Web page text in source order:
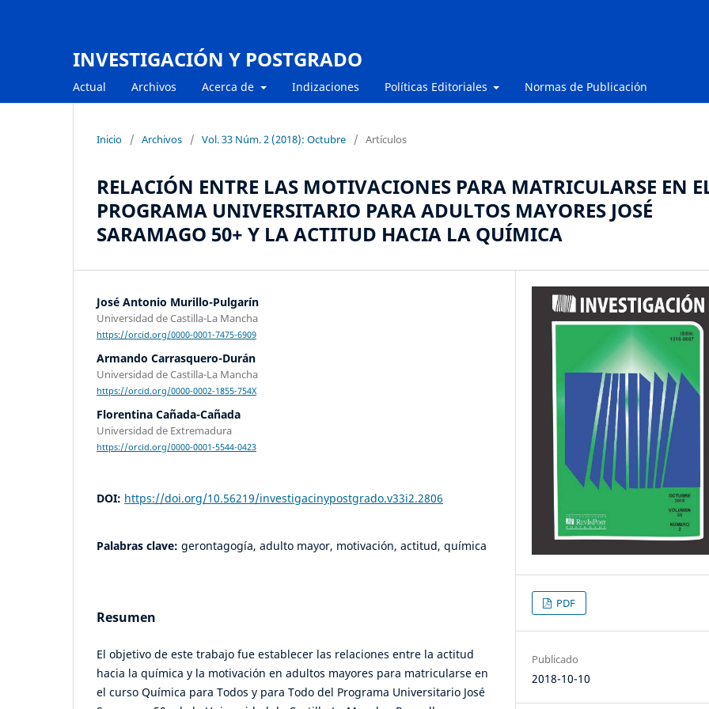
INVESTIGACIÓN Y POSTGRADO
Actual Archivos Acerca de Indizaciones Políticas Editoriales Normas de Publicación
Inicio / Archivos / Vol. 33 Núm. 2 (2018): Octubre / Artículos
RELACIÓN ENTRE LAS MOTIVACIONES PARA MATRICULARSE EN
PROGRAMA UNIVERSITARIO PARA ADULTOS MAYORES JOSÉ
SARAMAGO 50+ Y LA ACTITUD HACIA LA QUÍMICA
José Antonio Murillo-Pulgarín
Universidad de Castilla-La Mancha
https://orcid.org/0000-0001-7475-6909
Armando Carrasquero-Durán
Universidad de Castilla-La Mancha
https://orcid.org/0000-0002-1855-754X
Florentina Cañada-Cañada
Universidad de Extremadura
https://orcid.org/0000-0001-5544-0423
DOI: https://doi.org/10.56219/investigacinypostgrado.v33i2.2806
Palabras clave: gerontagogía, adulto mayor, motivación, actitud, química
Resumen
El objetivo de este trabajo fue establecer las relaciones entre la actitud
hacia la química y la motivación en adultos mayores para matricularse en
el curso Química para Todos y para Todo del Programa Universitario José
PDF
Publicado
2018-10-10